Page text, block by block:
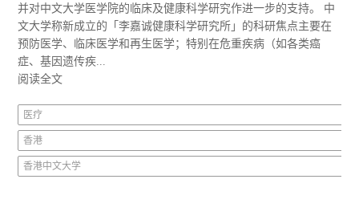
并对中文大学医学院的临床及健康科学研究作进一步的支持。 中
文大学称新成立的「李嘉诚健康科学研究所」的科研焦点主要在
预防医学、临床医学和再生医学；特别在危重疾病（如各类癌
症、基因遗传疾...
阅读全文
医疗
香港
香港中文大学